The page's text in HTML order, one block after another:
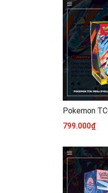
799.000₫